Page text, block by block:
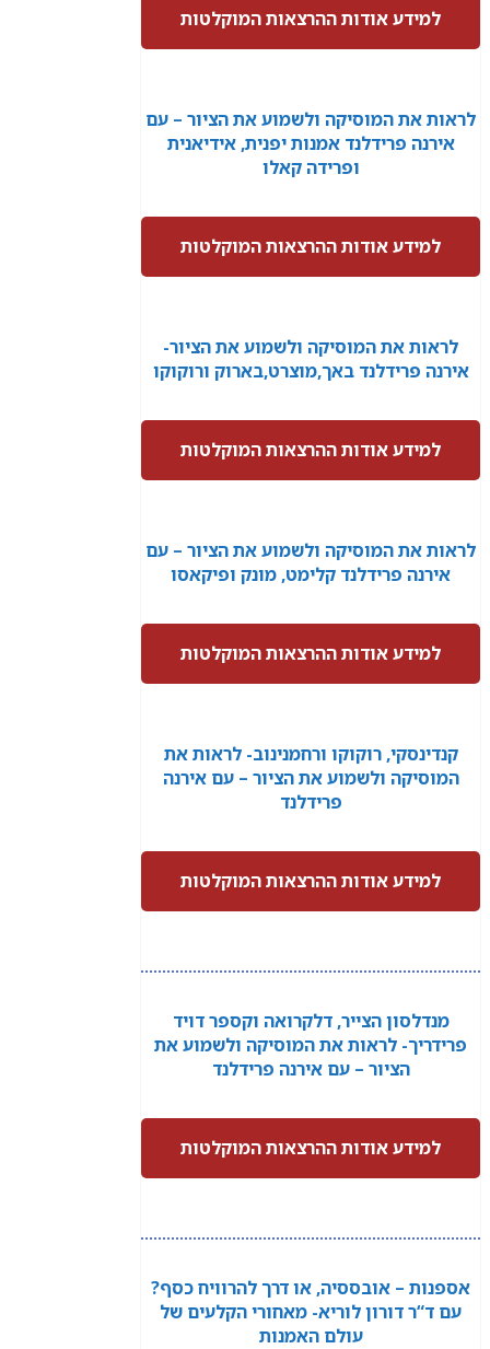
למידע אודות ההרצאות המוקלטות
לראות את המוסיקה ולשמוע את הציור – עם
אירנה פרידלנד אמנות יפנית, אידיאנית
ופרידה קאלו
למידע אודות ההרצאות המוקלטות
לראות את המוסיקה ולשמוע את הציור-
אירנה פרידלנד באך,מוצרט,בארוק ורוקוקו
למידע אודות ההרצאות המוקלטות
לראות את המוסיקה ולשמוע את הציור – עם
אירנה פרידלנד קלימט, מונק ופיקאסו
למידע אודות ההרצאות המוקלטות
קנדינסקי, רוקוקו ורחמנינוב- לראות את
המוסיקה ולשמוע את הציור – עם אירנה
פרידלנד
למידע אודות ההרצאות המוקלטות
מנדלסון הצייר, דלקרואה וקספר דויד
פרידריך- לראות את המוסיקה ולשמוע את
הציור – עם אירנה פרידלנד
למידע אודות ההרצאות המוקלטות
אספנות – אובססיה, או דרך להרוויח כסף?
עם ד“ר דורון לוריא- מאחורי הקלעים של
עולם האמנות